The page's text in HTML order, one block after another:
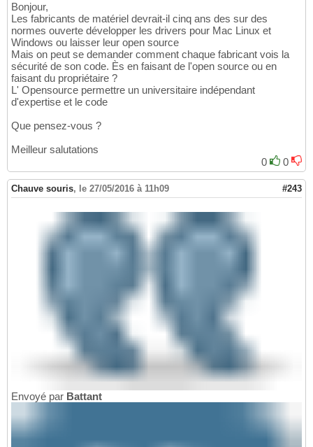
Bonjour,
Les fabricants de matériel devrait-il cinq ans des sur des
normes ouverte développer les drivers pour Mac Linux et
Windows ou laisser leur open source
Mais on peut se demander comment chaque fabricant vois la
sécurité de son code. Ès en faisant de l'open source ou en
faisant du propriétaire ?
L' Opensource permettre un universitaire indépendant
d'expertise et le code
Que pensez-vous ?
Meilleur salutations
0
0
Chauve souris, le 27/05/2016 à 11h09 #243
Envoyé par Battant